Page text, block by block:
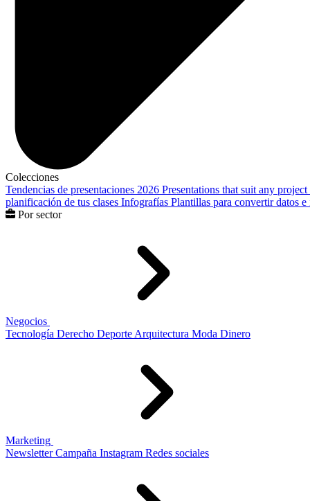
Colecciones
Tendencias de presentaciones 2026 Presentations that suit any project
planificación de tus clases Infografías Plantillas para convertir datos
Por sector
Negocios
Tecnología Derecho Deporte Arquitectura Moda Dinero
Marketing
Newsletter Campaña Instagram Redes sociales